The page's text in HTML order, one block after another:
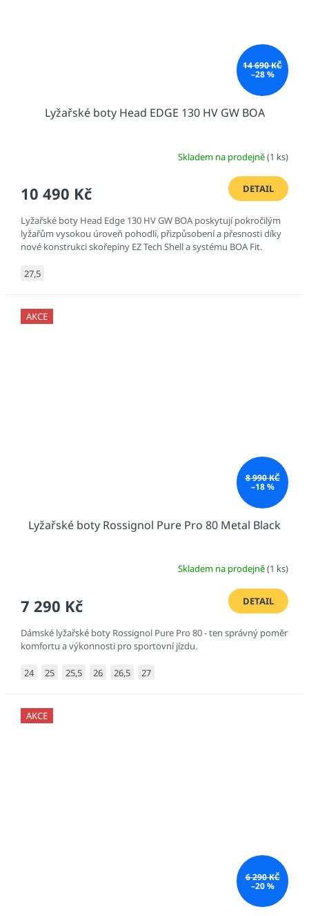
14 690 KČ
–28 %
Lyžařské boty Head EDGE 130 HV GW BOA
Skladem na prodejně(1 ks)
10 490 Kč DETAIL
Lyžařské boty Head Edge 130 HV GW BOA poskytují pokročilým
lyžařům vysokou úroveň pohodlí, přizpůsobení a přesnosti díky
nové konstrukci skořepiny EZ Tech Shell a systému BOA Fit.
27,5
AKCE
8 990 KČ
–18 %
Lyžařské boty Rossignol Pure Pro 80 Metal Black
Skladem na prodejně(1 ks)
7 290 Kč DETAIL
Dámské lyžařské boty Rossignol Pure Pro 80 - ten správný poměr
komfortu a výkonnosti pro sportovní jízdu.
24 25 25,5 26 26,5 27
AKCE
6 290 KČ
–20 %